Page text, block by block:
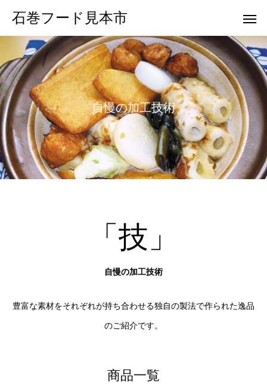
石巻フード見本市
自慢の加工技術
「技」
自慢の加工技術
豊富な素材をそれぞれが持ち合わせる独自の製法で作られた逸品
のご紹介です。
商品一覧